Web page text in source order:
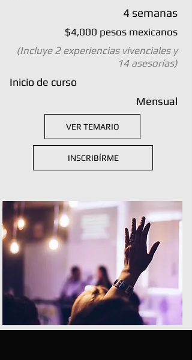
4 semanas
$4,000 pesos mexicanos
(Incluye 2 experiencias vivenciales y
14 asesorías)
Inicio de curso
Mensual
VER TEMARIO
INSCRIBÍRME